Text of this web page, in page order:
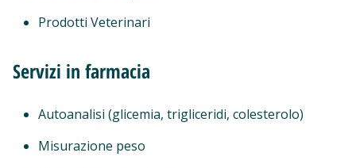
Prodotti Veterinari
Servizi in farmacia
Autoanalisi (glicemia, trigliceridi, colesterolo)
Misurazione peso